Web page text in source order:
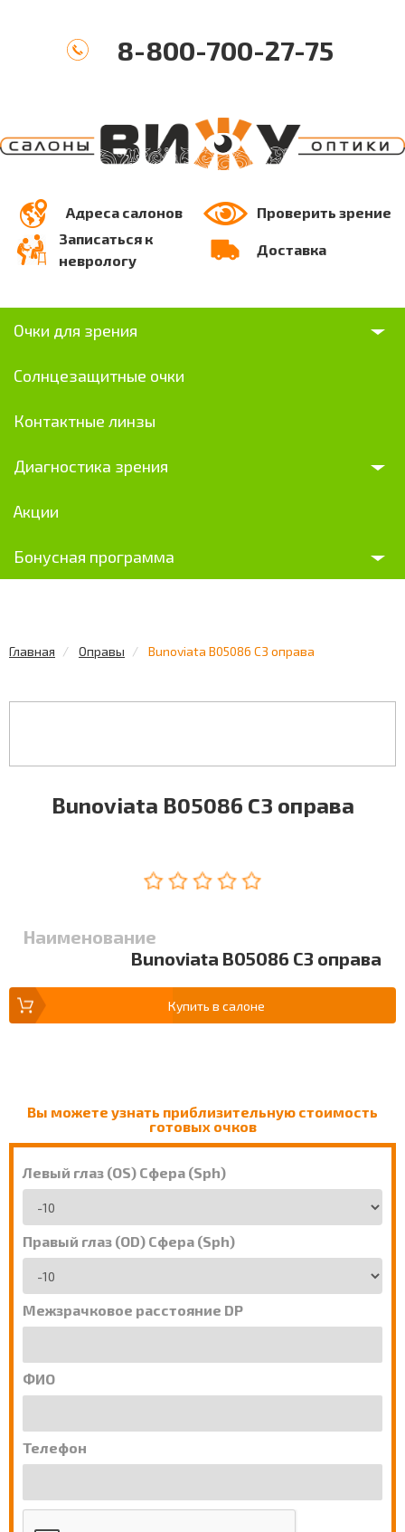
8-800-700-27-75
Адреса салонов
Проверить зрение
Записаться к
неврологу
Доставка
Очки для зрения
Солнцезащитные очки
Контактные линзы
Диагностика зрения
Акции
Бонусная программа
Главная Оправы Bunoviata B05086 C3 оправа
Bunoviata B05086 C3 оправа
Наименование
Bunoviata B05086 C3 оправа
Купить в салоне
Вы можете узнать приблизительную стоимость
готовых очков
Левый глаз (OS) Сфера (Sph)
Правый глаз (OD) Сфера (Sph)
Межзрачковое расстояние DP
ФИО
Телефон